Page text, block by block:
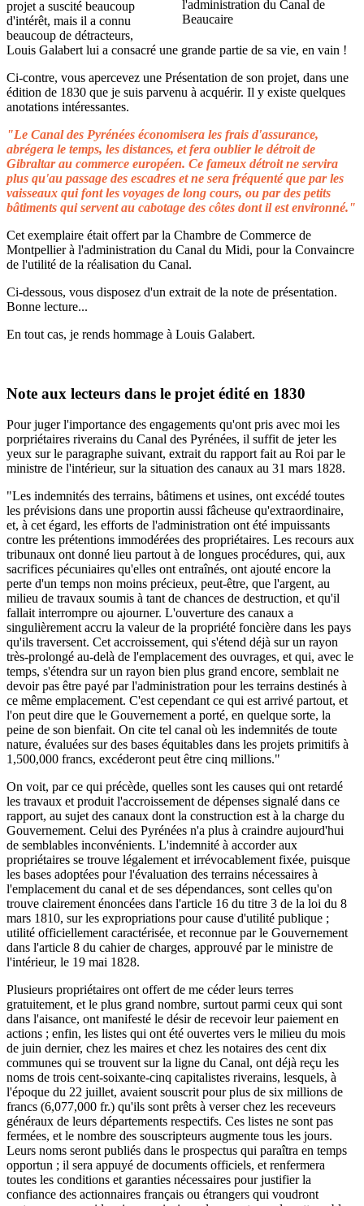
projet a suscité beaucoup
d'intérêt, mais il a connu
beaucoup de détracteurs,
Louis Galabert lui a consacré une grande partie de sa vie, en vain !
Ci-contre, vous apercevez une Présentation de son projet, dans une
édition de 1830 que je suis parvenu à acquérir. Il y existe quelques
anotations intéressantes.
"Le Canal des Pyrénées économisera les frais d'assurance,
abrégera le temps, les distances, et fera oublier le détroit de
Gibraltar au commerce européen. Ce fameux détroit ne servira
plus qu'au passage des escadres et ne sera fréquenté que par les
vaisseaux qui font les voyages de long cours, ou par des petits
bâtiments qui servent au cabotage des côtes dont il est environné."
Cet exemplaire était offert par la Chambre de Commerce de
Montpellier à l'administration du Canal du Midi, pour la Convaincre
de l'utilité de la réalisation du Canal.
Ci-dessous, vous disposez d'un extrait de la note de présentation.
Bonne lecture...
En tout cas, je rends hommage à Louis Galabert.
Note aux lecteurs dans le projet édité en 1830
Pour juger l'importance des engagements qu'ont pris avec moi les
porpriétaires riverains du Canal des Pyrénées, il suffit de jeter les
yeux sur le paragraphe suivant, extrait du rapport fait au Roi par le
ministre de l'intérieur, sur la situation des canaux au 31 mars 1828.
"Les indemnités des terrains, bâtimens et usines, ont excédé toutes
les prévisions dans une proportin aussi fâcheuse qu'extraordinaire,
et, à cet égard, les efforts de l'administration ont été impuissants
contre les prétentions immodérées des propriétaires. Les recours aux
tribunaux ont donné lieu partout à de longues procédures, qui, aux
sacrifices pécuniaires qu'elles ont entraînés, ont ajouté encore la
perte d'un temps non moins précieux, peut-être, que l'argent, au
milieu de travaux soumis à tant de chances de destruction, et qu'il
fallait interrompre ou ajourner. L'ouverture des canaux a
singulièrement accru la valeur de la propriété foncière dans les pays
qu'ils traversent. Cet accroissement, qui s'étend déjà sur un rayon
très-prolongé au-delà de l'emplacement des ouvrages, et qui, avec le
temps, s'étendra sur un rayon bien plus grand encore, semblait ne
devoir pas être payé par l'administration pour les terrains destinés à
ce même emplacement. C'est cependant ce qui est arrivé partout, et
l'on peut dire que le Gouvernement a porté, en quelque sorte, la
peine de son bienfait. On cite tel canal où les indemnités de toute
nature, évaluées sur des bases équitables dans les projets primitifs à
1,500,000 francs, excéderont peut être cinq millions."
On voit, par ce qui précède, quelles sont les causes qui ont retardé
les travaux et produit l'accroissement de dépenses signalé dans ce
rapport, au sujet des canaux dont la construction est à la charge du
Gouvernement. Celui des Pyrénées n'a plus à craindre aujourd'hui
de semblables inconvénients. L'indemnité à accorder aux
propriétaires se trouve légalement et irrévocablement fixée, puisque
les bases adoptées pour l'évaluation des terrains nécessaires à
l'emplacement du canal et de ses dépendances, sont celles qu'on
trouve clairement énoncées dans l'article 16 du titre 3 de la loi du 8
mars 1810, sur les expropriations pour cause d'utilité publique ;
utilité officiellement caractérisée, et reconnue par le Gouvernement
dans l'article 8 du cahier de charges, approuvé par le ministre de
l'intérieur, le 19 mai 1828.
Plusieurs propriétaires ont offert de me céder leurs terres
gratuitement, et le plus grand nombre, surtout parmi ceux qui sont
dans l'aisance, ont manifesté le désir de recevoir leur paiement en
actions ; enfin, les listes qui ont été ouvertes vers le milieu du mois
de juin dernier, chez les maires et chez les notaires des cent dix
communes qui se trouvent sur la ligne du Canal, ont déjà reçu les
noms de trois cent-soixante-cinq capitalistes riverains, lesquels, à
l'époque du 22 juillet, avaient souscrit pour plus de six millions de
francs (6,077,000 fr.) qu'ils sont prêts à verser chez les receveurs
généraux de leurs départements respectifs. Ces listes ne sont pas
fermées, et le nombre des souscripteurs augmente tous les jours.
Leurs noms seront publiés dans le prospectus qui paraîtra en temps
opportun ; il sera appuyé de documents officiels, et renfermera
toutes les conditions et garanties nécessaires pour justifier la
confiance des actionnaires français ou étrangers qui voudront